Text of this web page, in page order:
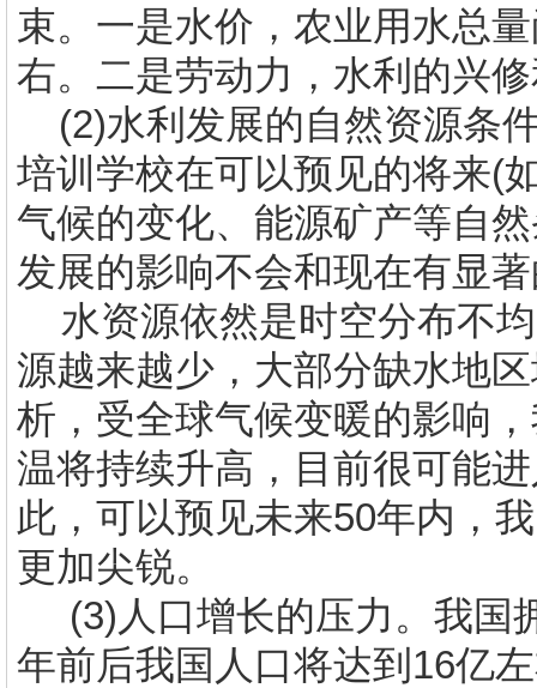
束。一是水价，农业用水总
右。二是劳动力，水利的兴
(2)水利发展的自然资源条
培训学校在可以预见的将来(
气候的变化、能源矿产等自
发展的影响不会和现在有显
水资源依然是时空分布不
源越来越少，大部分缺水地
析，受全球气候变暖的影响
温将持续升高，目前很可能
此，可以预见未来50年内，
更加尖锐。
(3) 人口增长的压力。我国
年前后我国人口将达到 16亿